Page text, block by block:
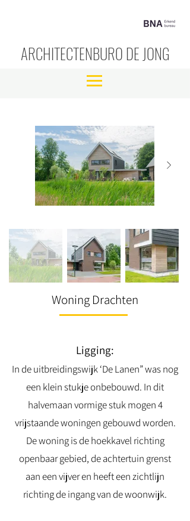
ARCHITECTENBURO DE JONG
Woning Drachten
Ligging:
In de uitbreidingswijk ‘De Lanen” was nog
een klein stukje onbebouwd. In dit
halvemaan vormige stuk mogen 4
vrijstaande woningen gebouwd worden.
De woning is de hoekkavel richting
openbaar gebied, de achtertuin grenst
aan een vijver en heeft een zichtlijn
richting de ingang van de woonwijk.